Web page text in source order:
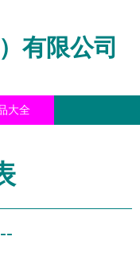
有限公司
大全